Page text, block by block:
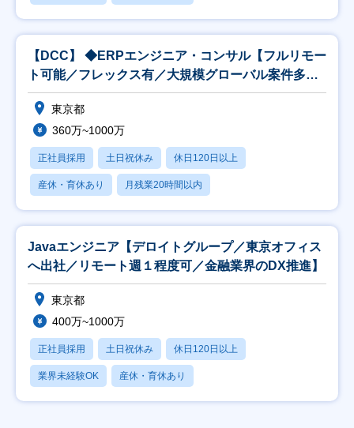
【DCC】 ◆ERPエンジニア・コンサル【フルリモー
ト可能／フレックス有／大規模グローバル案件多
数】
東京都
360万~1000万
正社員採用 土日祝休み 休日120日以上
産休・育休あり 月残業20時間以内
Javaエンジニア【デロイトグループ／東京オフィス
へ出社／リモート週１程度可／金融業界のDX推進】
東京都
400万~1000万
正社員採用 土日祝休み 休日120日以上
業界未経験OK 産休・育休あり